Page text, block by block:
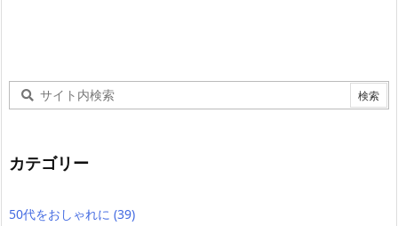
カテゴリー
50代をおしゃれに (39)